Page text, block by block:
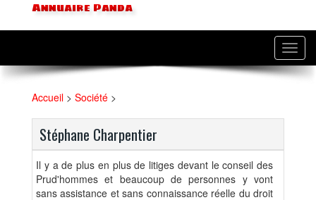
Annuaire Panda
Accueil > Société >
Stéphane Charpentier
Il y a de plus en plus de litiges devant le conseil des
Prud'hommes et beaucoup de personnes y vont
sans assistance et sans connaissance réelle du droit